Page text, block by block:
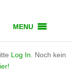
MENU
Log In . Noch kein